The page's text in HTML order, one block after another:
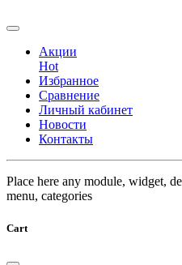
Акции
Hot
Избранное
Сравнение
Личный кабинет
Новости
Контакты
Place here any module, widget,
menu, categories
Cart